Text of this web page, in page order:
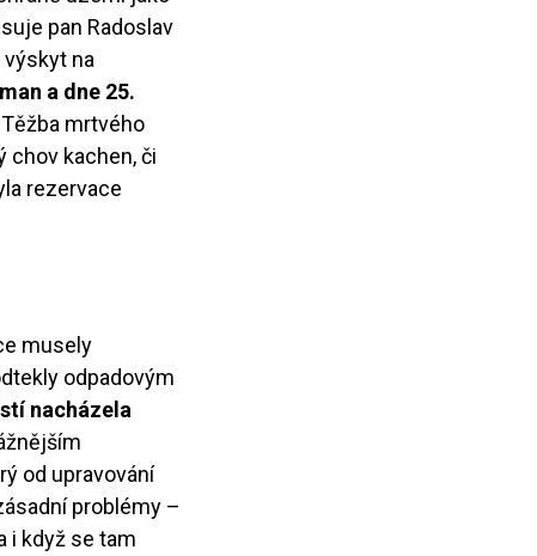
pan Radoslav
výskyt na
a dne 25.
Těžba mrtvého
chov kachen, či
rezervace
musely
odpadovým
nacházela
od upravování
problémy –
i když se tam